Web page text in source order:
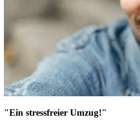
"Ein stressfreier Umzug!"